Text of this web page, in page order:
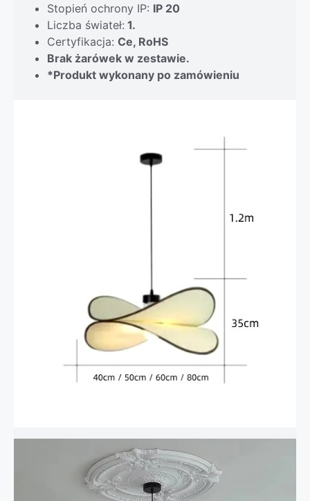
Stopień ochrony IP: IP 20
Liczba świateł: 1.
Certyfikacja: Ce, RoHS
Brak żarówek w zestawie.
*Produkt wykonany po zamówieniu